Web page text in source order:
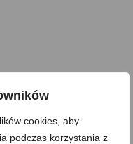
cookies, aby
podczas korzystania z